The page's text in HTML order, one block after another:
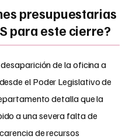
presupuestarias
para este cierre?
de la oficina a
el Poder Legislativo de
detalla que la
a una severa falta de
de recursos